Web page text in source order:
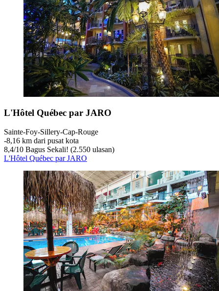
L'Hôtel Québec par JARO
Sainte-Foy-Sillery-Cap-Rouge
‐8,16 km dari pusat kota
8,4/10 Bagus Sekali! (2.550 ulasan)
L'Hôtel Québec par JARO